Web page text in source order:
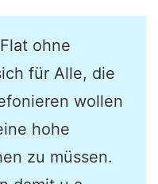
ohne
für Alle, die
wollen
hohe
zu müssen.